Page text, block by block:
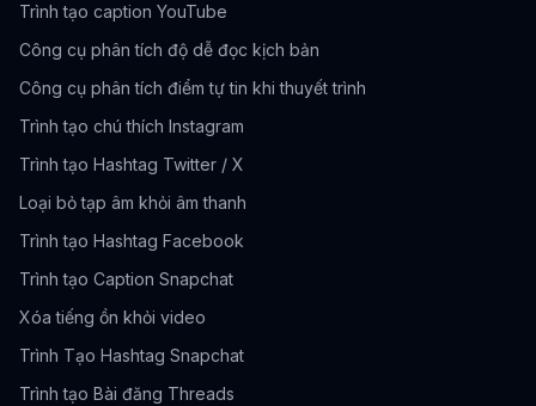
Trình tạo caption YouTube
Công cụ phân tích độ dễ đọc kịch bản
Công cụ phân tích điểm tự tin khi thuyết trình
Trình tạo chú thích Instagram
Trình tạo Hashtag Twitter / X
Loại bỏ tạp âm khỏi âm thanh
Trình tạo Hashtag Facebook
Trình tạo Caption Snapchat
Xóa tiếng ồn khỏi video
Trình Tạo Hashtag Snapchat
Trình tạo Bài đăng Threads